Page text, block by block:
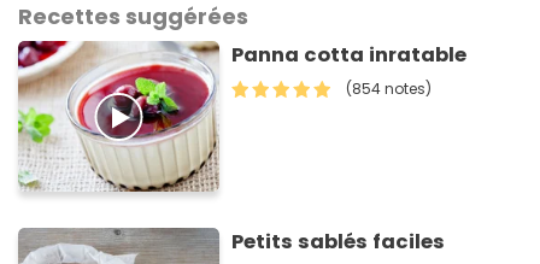
Recettes suggérées
Panna cotta inratable
(854 notes)
Petits sablés faciles